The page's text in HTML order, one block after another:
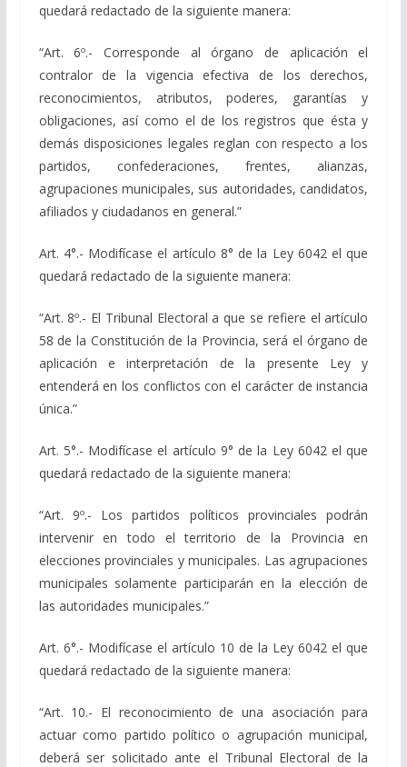
quedará redactado de la siguiente manera:
“Art. 6º.- Corresponde al órgano de aplicación el
contralor de la vigencia efectiva de los derechos,
reconocimientos, atributos, poderes, garantías y
obligaciones, así como el de los registros que ésta y
demás disposiciones legales reglan con respecto a los
partidos, confederaciones, frentes, alianzas,
agrupaciones municipales, sus autoridades, candidatos,
afiliados y ciudadanos en general.”
Art. 4°.- Modifícase el artículo 8° de la Ley 6042 el que
quedará redactado de la siguiente manera:
“Art. 8º.- El Tribunal Electoral a que se refiere el artículo
58 de la Constitución de la Provincia, será el órgano de
aplicación e interpretación de la presente Ley y
entenderá en los conflictos con el carácter de instancia
única.”
Art. 5°.- Modifícase el artículo 9° de la Ley 6042 el que
quedará redactado de la siguiente manera:
“Art. 9º.- Los partidos políticos provinciales podrán
intervenir en todo el territorio de la Provincia en
elecciones provinciales y municipales. Las agrupaciones
municipales solamente participarán en la elección de
las autoridades municipales.”
Art. 6°.- Modifícase el artículo 10 de la Ley 6042 el que
quedará redactado de la siguiente manera:
“Art. 10.- El reconocimiento de una asociación para
actuar como partido político o agrupación municipal,
deberá ser solicitado ante el Tribunal Electoral de la